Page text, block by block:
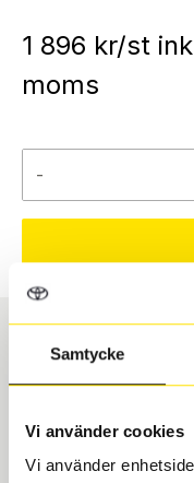
Samtycke
Vi använder cookies
Vi använder
1 896 kr/st
moms
-
Däcktyp
USA, 4x4
75274